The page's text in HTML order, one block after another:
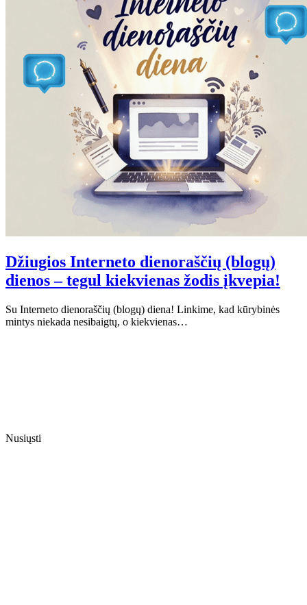
Džiugios Interneto dienoraščių (blogų)
dienos – tegul kiekvienas žodis įkvepia!
Su Interneto dienoraščių (blogų) diena! Linkime, kad kūrybinės
mintys niekada nesibaigtų, o kiekvienas…
Nusiųsti